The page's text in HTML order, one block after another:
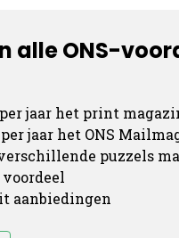
alle ONS-
jaar het print
jaar het ONS
puzzels
aanbiedingen